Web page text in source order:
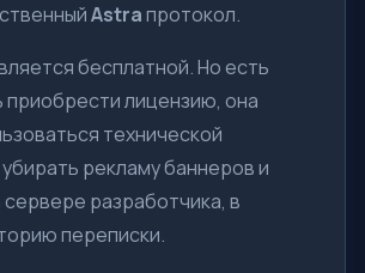
Astraпротокол.
бесплатной. Но есть
лицензию, она
технической
рекламу баннеров и
сервере разработчика, в
переписки.